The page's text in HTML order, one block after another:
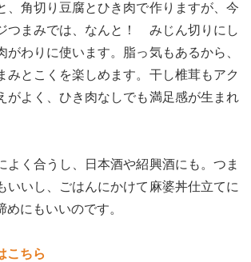
、角切り豆腐とひき肉で作りますが、今
つまみでは、なんと！ みじん切りにし
がわりに使います。脂っ気もあるから、
みとこくを楽しめます。干し椎茸もアク
がよく、ひき肉なしでも満足感が生まれ
よく合うし、日本酒や紹興酒にも。つま
いいし、ごはんにかけて麻婆丼仕立てに
にもいいのです。
こちら